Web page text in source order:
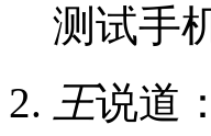
测试手
王说道：